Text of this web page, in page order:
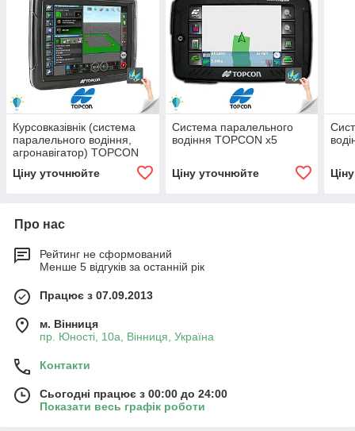
Курсовказівнік (система
паралельного водіння,
агронавігатор) TOPCON
Ціну уточнюйте
Система паралельного
водіння TOPCON x5
Ціну уточнюйте
Про нас
Рейтинг не сформований
Менше 5 відгуків за останній рік
Працює з 07.09.2013
м. Вінниця
пр. Юності, 10a, Вінниця, Україна
Контакти
Сьогодні працює з 00:00 до 24:00
Показати весь графік роботи